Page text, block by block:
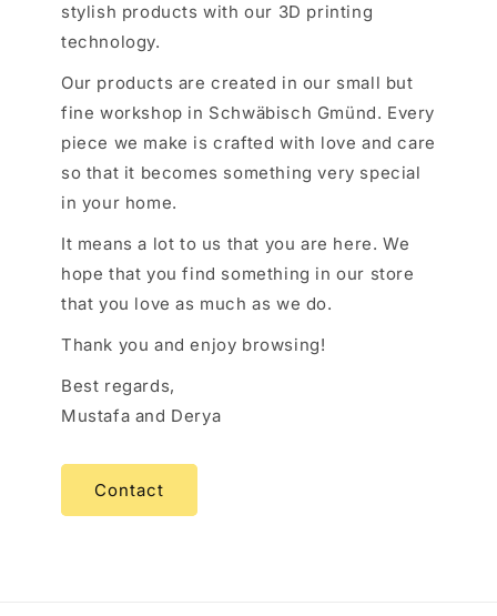
stylish products with our 3D printing
technology.
Our products are created in our small but
fine workshop in Schwäbisch Gmünd. Every
piece we make is crafted with love and care
so that it becomes something very special
in your home.
It means a lot to us that you are here. We
hope that you find something in our store
that you love as much as we do.
Thank you and enjoy browsing!
Best regards,
Mustafa and Derya
Contact